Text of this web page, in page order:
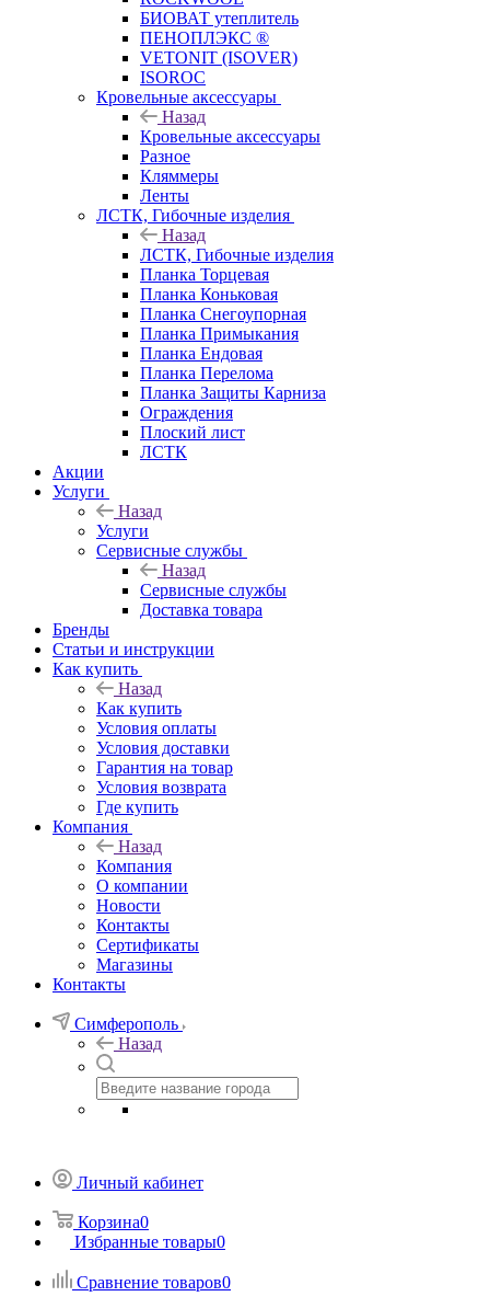
БИОВАТ утеплитель
ПЕНОПЛЭКС ®
VETONIT (ISOVER)
ISOROC
Кровельные аксессуары
Назад
Кровельные аксессуары
Разное
Кляммеры
Ленты
ЛСТК, Гибочные изделия
Назад
ЛСТК, Гибочные изделия
Планка Торцевая
Планка Коньковая
Планка Снегоупорная
Планка Примыкания
Планка Ендовая
Планка Перелома
Планка Защиты Карниза
Ограждения
Плоский лист
ЛСТК
Акции
Услуги
Назад
Услуги
Сервисные службы
Назад
Сервисные службы
Доставка товара
Бренды
Статьи и инструкции
Как купить
Назад
Как купить
Условия оплаты
Условия доставки
Гарантия на товар
Условия возврата
Где купить
Компания
Назад
Компания
О компании
Новости
Контакты
Сертификаты
Магазины
Контакты
Симферополь
Назад
Личный кабинет
Корзина0
Избранные товары0
Сравнение товаров0